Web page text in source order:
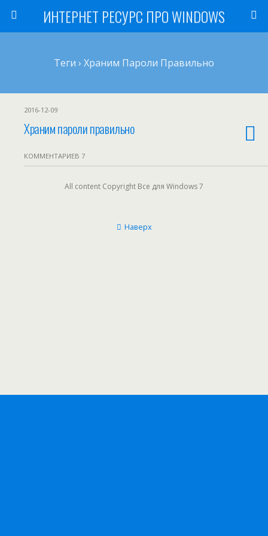
ИНТЕРНЕТ РЕСУРС ПРО WINDOWS
Теги › Храним Пароли Правильно
2016-12-09
Храним пароли правильно
КОММЕНТАРИЕВ 7
All content Copyright Все для Windows 7
Наверх